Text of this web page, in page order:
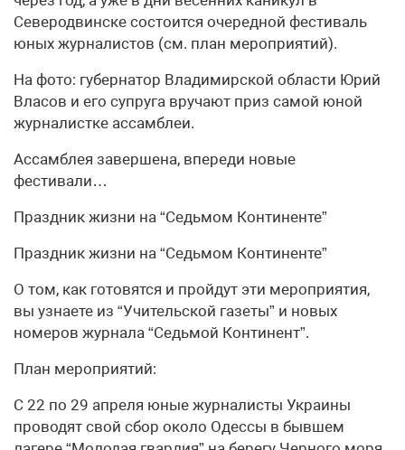
Северодвинске состоится очередной фестиваль
юных журналистов (см. план мероприятий).
На фото: губернатор Владимирской области Юрий
Власов и его супруга вручают приз самой юной
журналистке ассамблеи.
Ассамблея завершена, впереди новые
фестивали…
Праздник жизни на “Седьмом Континенте”
Праздник жизни на “Седьмом Континенте”
О том, как готовятся и пройдут эти мероприятия,
вы узнаете из “Учительской газеты” и новых
номеров журнала “Седьмой Континент”.
План мероприятий:
С 22 по 29 апреля юные журналисты Украины
проводят свой сбор около Одессы в бывшем